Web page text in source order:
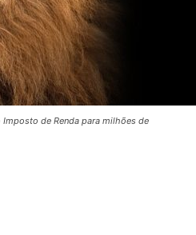
de Renda para milhões de